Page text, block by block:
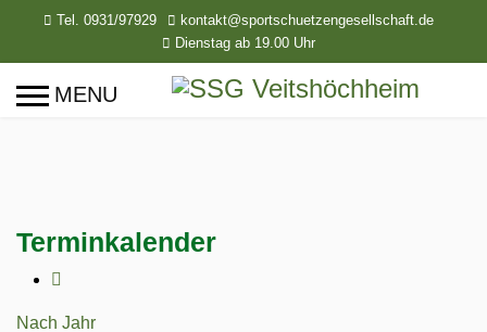
Tel. 0931/97929
kontakt@sportschuetzengesellschaft.de
Dienstag ab 19.00 Uhr
Terminkalender
Nach Jahr